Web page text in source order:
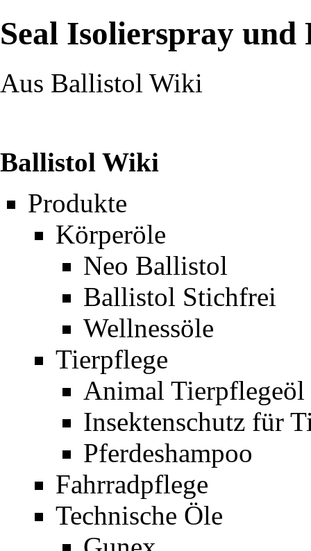
Seal Isolierspray und
Aus Ballistol Wiki
Ballistol Wiki
Produkte
Körperöle
Neo Ballistol
Ballistol Stichfrei
Wellnessöle
Tierpflege
Animal Tierpflegeöl
Insektenschutz für
Pferdeshampoo
Fahrradpflege
Technische Öle